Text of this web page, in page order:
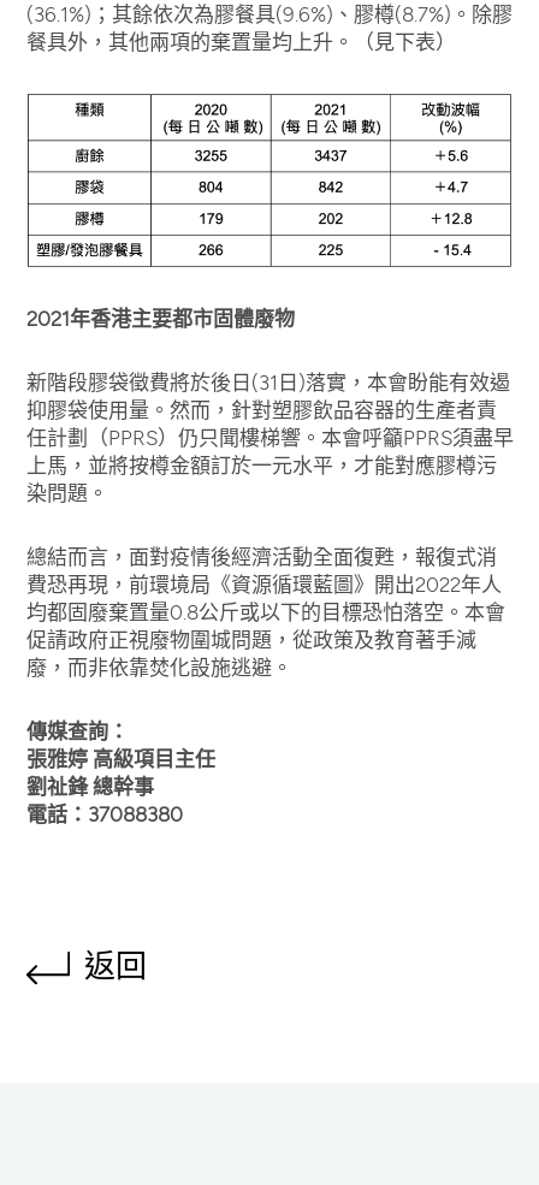
(36.1%)；其餘依次為膠餐具(9.6%)、膠樽(8.7%)。除膠
餐具外，其他兩項的棄置量均上升。（見下表）
2021年香港主要都市固體廢物
新階段膠袋徵費將於後日(31日)落實，本會盼能有效遏
抑膠袋使用量。然而，針對塑膠飲品容器的生產者責
任計劃（PPRS）仍只聞樓梯響。本會呼籲PPRS須盡早
上馬，並將按樽金額訂於一元水平，才能對應膠樽污
染問題。
總結而言，面對疫情後經濟活動全面復甦，報復式消
費恐再現，前環境局《資源循環藍圖》開出2022年人
均都固廢棄置量0.8公斤或以下的目標恐怕落空。本會
促請政府正視廢物圍城問題，從政策及教育著手減
廢，而非依靠焚化設施逃避。
傳媒查詢：
張雅婷 高級項目主任
劉祉鋒 總幹事
電話：37088380
返回